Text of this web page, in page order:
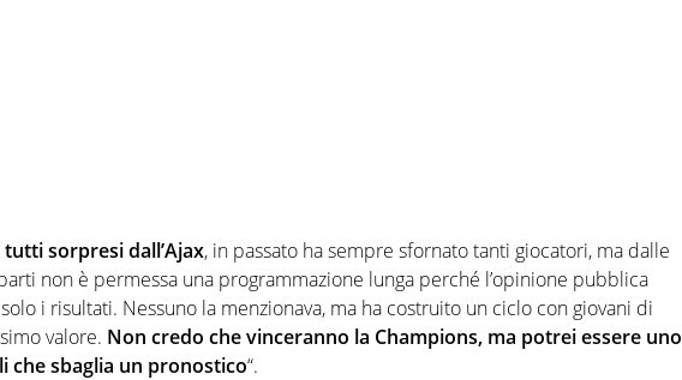
tutti sorpresi dall’Ajax, in passato ha sempre sfornato tanti giocatori, ma dalle
non è permessa una programmazione lunga perché l’opinione pubblica
i risultati. Nessuno la menzionava, ma ha costruito un ciclo con giovani di
valore. Non credo che vinceranno la Champions, ma potrei essere uno
che sbaglia un pronostico“.